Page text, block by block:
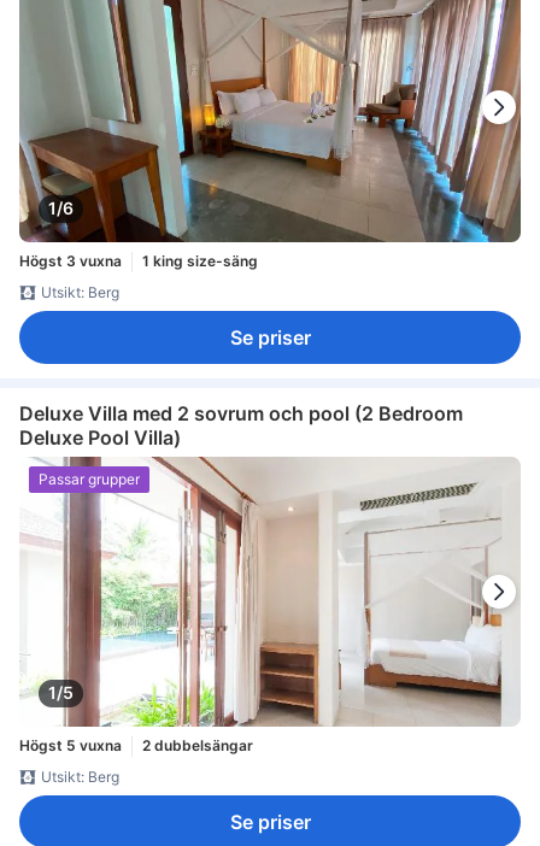
1/6
Högst 3 vuxna
1 king size-säng
Utsikt: Berg
Se priser
Deluxe Villa med 2 sovrum och pool (2 Bedroom
Deluxe Pool Villa)
1/5
Passar grupper
Högst 5 vuxna
2 dubbelsängar
Utsikt: Berg
Se priser